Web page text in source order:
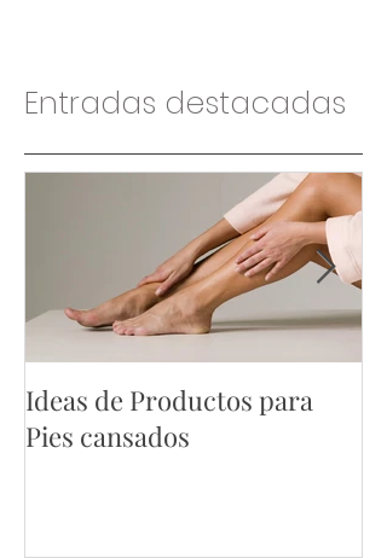
Entradas destacadas
Ideas de Productos para